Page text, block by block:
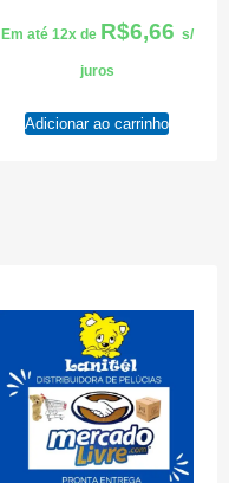
Em até 12x de R$6,66 s/
juros
Adicionar ao carrinho